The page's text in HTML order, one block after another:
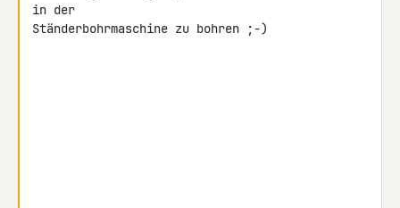
in der
Ständerbohrmaschine zu bohren ;-)